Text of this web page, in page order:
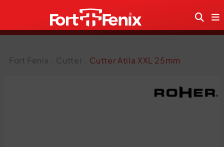
Fort Fenix Cutter Cutter Atila XXL 25mm